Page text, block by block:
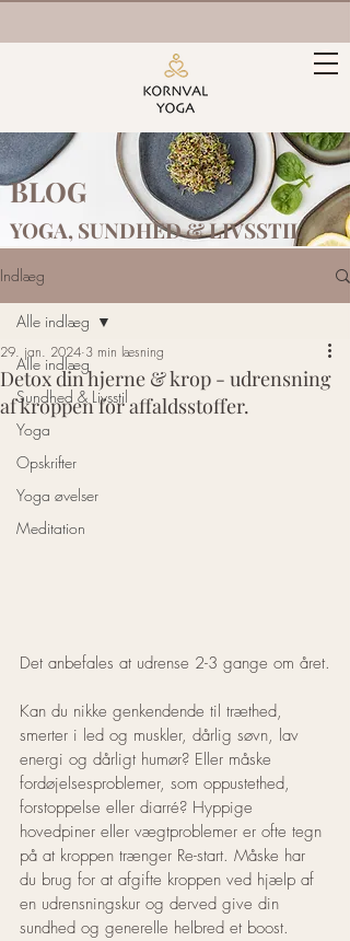
BLOG
YOGA, SUNDHED &LIVSSTIL
Indlæg
Alle indlæg
Sundhed & Livsstil
Yoga
Opskrifter
Yoga øvelser
Meditation
Alle indlæg
Detox din hjerne & krop - udrensning
af kroppen for affaldsstoffer.
29. jan. 2024 3 min læsning
Det anbefales at udrense 2-3 gange om året.
Kan du nikke genkendende til træthed,
smerter i led og muskler, dårlig søvn, lav
energi og dårligt humør? Eller måske
fordøjelsesproblemer, som oppustethed,
forstoppelse eller diarré? Hyppige
hovedpiner eller vægtproblemer er ofte tegn
på at kroppen trænger Re-start. Måske har
du brug for at afgifte kroppen ved hjælp af
en udrensningskur og derved give din
sundhed og generelle helbred et boost.